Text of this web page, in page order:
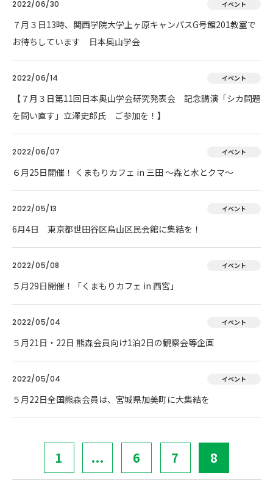
2022/06/30 イベント
７月３日13時、関西学院大学上ヶ原キャンパスG号館201教室で
お待ちしています 日本奥山学会
2022/06/14 イベント
【７月３日第11回日本奥山学会研究発表会 記念講演「シカ問題
を問い直す」立澤史郎氏 ご参加を！】
2022/06/07 イベント
６月25日開催！ くまもりカフェ in 三田 ～森と水とクマ～
2022/05/13 イベント
6月4日 東京都世田谷区烏山区民会館に集結を！
2022/05/08 イベント
５月29日開催！「くまもりカフェ in 西宮」
2022/05/04 イベント
５月21日・22日 熊森会員向け1泊2日の観察会等企画
2022/05/04 イベント
５月22日全国熊森会員は、宮城県加美町に大集結を
1 ... 6 7 8